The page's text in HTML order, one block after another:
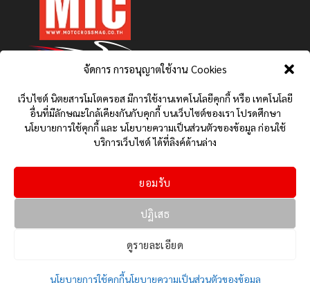
จัดการ การอนุญาตใช้งาน Cookies
เว็บไซต์ นิตยสารโมโตครอส มีการใช้งานเทคโนโลยีคุกกี้ หรือ เทคโนโลยี
อื่นที่มีลักษณะใกล้เคียงกันกับคุกกี้ บนเว็บไซต์ของเรา โปรดศึกษา
นโยบายการใช้คุกกี้ และ นโยบายความเป็นส่วนตัวของข้อมูล ก่อนใช้
บริการเว็บไซต์ ได้ที่ลิงค์ด้านล่าง
ยอมรับ
ปฏิเสธ
ดูรายละเอียด
นโยบายการใช้คุกกี้นโยบายความเป็นส่วนตัวของข้อมูล
นโยบายการใช้คุกกี้ (COOKIES POLICY)
นโยบายความเป็นส่วนตัวของข้อมูล (PRIVACY POLICY)
YAMAHA NEWS
สเปครถ ราคา และจุดเด่นต่าง ๆ
Copyright 2026 © Motocrossmag MOTORCROSS